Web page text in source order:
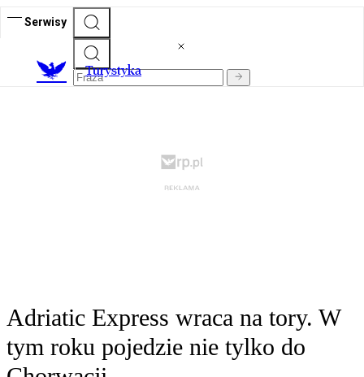
Serwisy
Turystyka
Adriatic Express wraca na tory. W
tym roku pojedzie nie tylko do